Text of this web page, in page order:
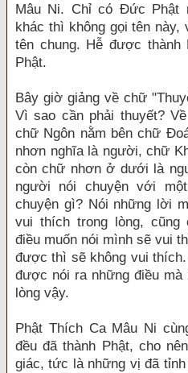
Mâu Ni. Chỉ có Đức Phật
khác thì không gọi tên
tên chung. Hễ được
Phật.
Bây giờ giảng về chữ
Vì sao cần phải thuyết?
chữ Ngôn nằm bên chữ
nhơn nghĩa là người, chữ
còn chữ nhơn ở dưới là
người nói chuyện với
chuyện gì? Nói những lời
vui thích trong lòng,
điều muốn nói mình sẽ vui
được thì sẽ không vui
được nói ra những điều
lòng vậy.
Phật Thích Ca Mâu Ni
đều đã thành Phật, cho
giác, tức là những vị đã